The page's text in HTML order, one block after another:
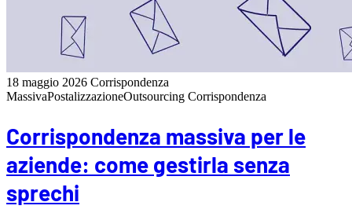
18 maggio 2026 Corrispondenza
MassivaPostalizzazioneOutsourcing Corrispondenza
Corrispondenza massiva per le
aziende: come gestirla senza
sprechi